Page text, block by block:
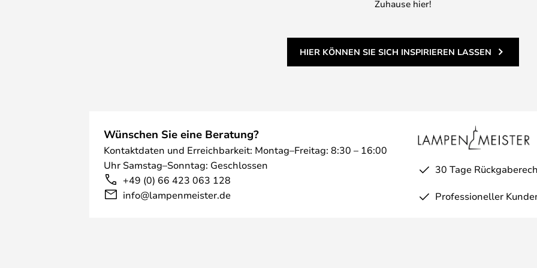
Zuhause hier!
HIER KÖNNEN SIE SICH INSPIRIEREN LASSEN
Wünschen Sie eine Beratung?
Kontaktdaten und Erreichbarkeit: Montag–Freitag: 8:30 – 16:00
Uhr Samstag–Sonntag: Geschlossen
+49 (0) 66 423 063 128
info@lampenmeister.de
30 Tage
Professioneller